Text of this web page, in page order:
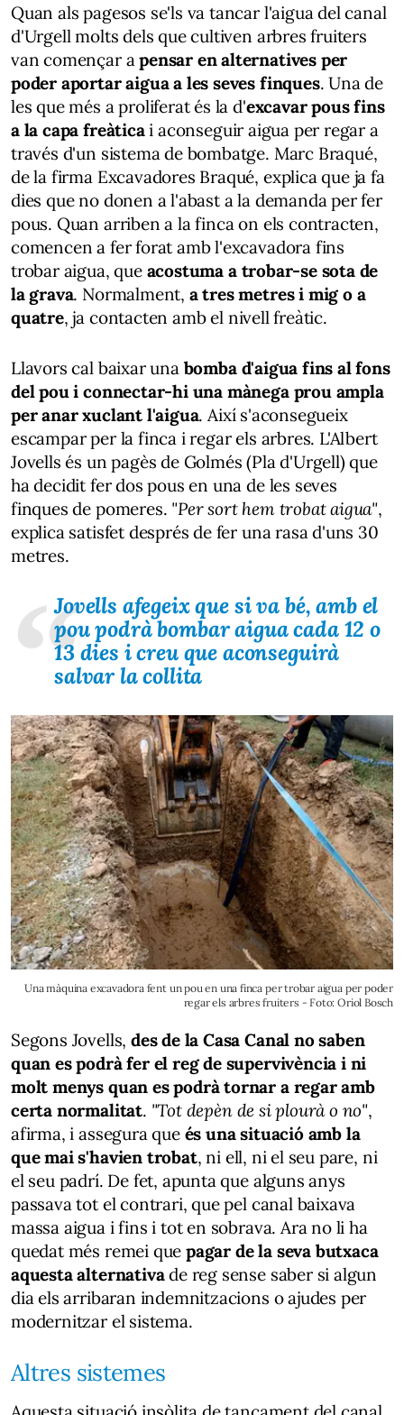
Quan als pagesos se'ls va tancar l'aigua del canal
d'Urgell molts dels que cultiven arbres fruiters
van començar apensar en alternatives per
poder aportar aigua a les seves finques. Una de
les que més a proliferat és la d'excavar pous fins
a la capa freàticai aconseguir aigua per regar a
través d'un sistema de bombatge. Marc Braqué,
de la firma Excavadores Braqué, explica que ja fa
dies que no donen a l'abast a la demanda per fer
pous. Quan arriben a la finca on els contracten,
comencen a fer forat amb l'excavadora fins
trobar aigua, que acostuma a trobar-se sota de
la grava. Normalment, a tres metres i mig o a
quatre, ja contacten amb el nivell freàtic.
Llavors cal baixar una bomba d'aigua fins al fons
del pou i connectar-hi una mànega prou ampla
per anar xuclant l'aigua. Així s'aconsegueix
escampar per la finca i regar els arbres. L'Albert
Jovells és un pagès de Golmés (Pla d'Urgell) que
ha decidit fer dos pous en una de les seves
finques de pomeres. "Per sort hem trobat aigua",
explica satisfet després de fer una rasa d'uns 30
metres.
Jovells afegeix que si va bé,amb el
pou podrà bombar aigua cada 12 o
13 dies i creu que aconseguirà
salvar la collita
Una màquina excavadora fent un pou en una finca per trobar aigua per poder
regar els arbres fruiters - Foto: Oriol Bosch
Segons Jovells, des de la Casa Canal no saben
quan es podrà fer el reg de supervivència i ni
molt menys quan es podrà tornar a regar amb
certa normalitat. "Tot depèn de si plourà o no",
afirma, i assegura que és una situació amb la
que mai s'havien trobat, ni ell, ni el seu pare, ni
el seu padrí. De fet, apunta que alguns anys
passava tot el contrari, que pel canal baixava
massa aigua i fins i tot en sobrava. Ara no li ha
quedat més remei quepagar de la seva butxaca
aquesta alternativade reg sense saber si algun
dia els arribaran indemnitzacions o ajudes per
modernitzar el sistema.
Altres sistemes